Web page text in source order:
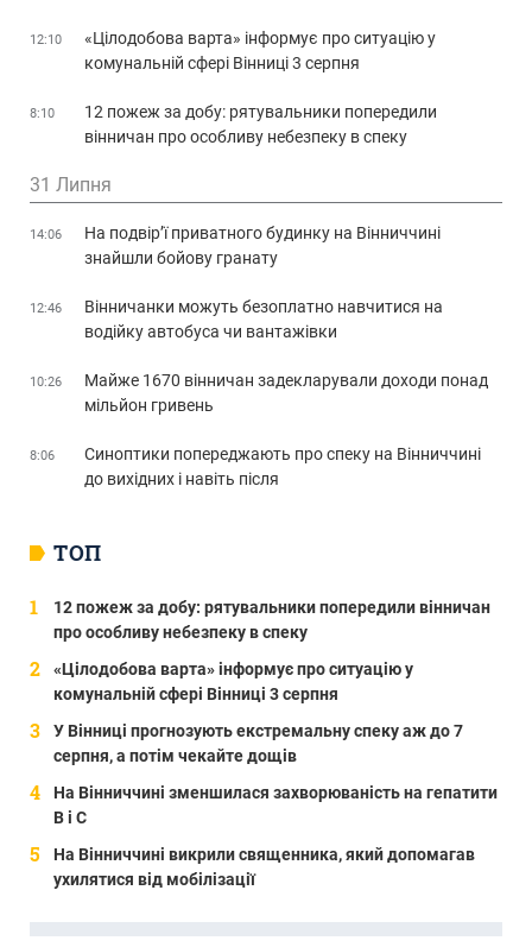
ТОП
12 пожеж за добу: рятувальники попередили вінничан
про особливу небезпеку в спеку
«Цілодобова варта» інформує про ситуацію у
комунальній сфері Вінниці 3 серпня
У Вінниці прогнозують екстремальну спеку аж до 7
серпня, а потім чекайте дощів
На Вінниччині зменшилася захворюваність на гепатити
В і С
На Вінниччині викрили священника, який допомагав
ухилятися від мобілізації
12:10
«Цілодобова варта» інформує про ситуацію у
комунальній сфері Вінниці 3 серпня
8:10
12 пожеж за добу: рятувальники попередили
вінничан про особливу небезпеку в спеку
31 Липня
14:06
На подвір’ї приватного будинку на Вінниччині
знайшли бойову гранату
12:46
Вінничанки можуть безоплатно навчитися на
водійку автобуса чи вантажівки
10:26
Майже 1670 вінничан задекларували доходи понад
мільйон гривень
8:06
Синоптики попереджають про спеку на Вінниччині
до вихідних і навіть після